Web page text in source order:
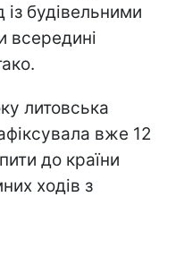
будівельними
всередині
литовська
вже 12
до країни
ходів з